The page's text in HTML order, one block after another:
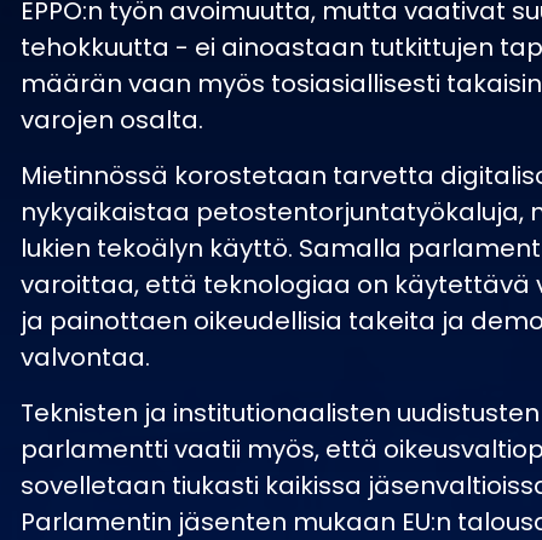
EPPO:n työn avoimuutta, mutta vaativat
tehokkuutta - ei ainoastaan tutkittujen
määrän vaan myös tosiasiallisesti
varojen osalta.
Mietinnössä korostetaan tarvetta
nykyaikaistaa petostentorjuntatyökaluja,
lukien tekoälyn käyttö. Samalla
varoittaa, että teknologiaa on käytettävä
ja painottaen oikeudellisia takeita ja
valvontaa.
Teknisten ja institutionaalisten
parlamentti vaatii myös, että
sovelletaan tiukasti kaikissa
Parlamentin jäsenten mukaan EU:n